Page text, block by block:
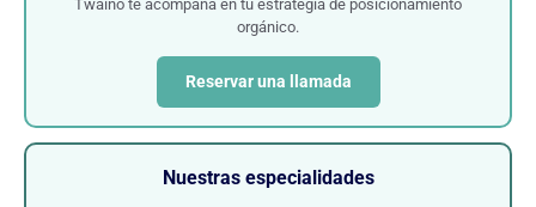
Twaino te acompaña en tu estrategia de posicionamiento
orgánico.
Reservar una llamada
Nuestras especialidades